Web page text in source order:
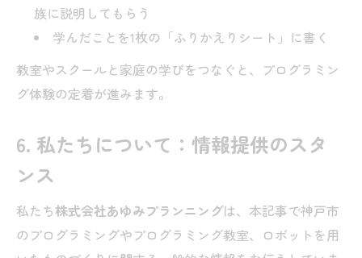
族に説明してもらう
学んだことを1枚の「ふりかえりシート」に書く
教室やスクールと家庭の学びをつなぐと、プログラミン
グ体験の定着が進みます。
6. 私たちについて：情報提供のスタ
ンス
私たち株式会社あゆみプランニングは、本記事で神戸市
のプログラミングやプログラミング教室、ロボットを用